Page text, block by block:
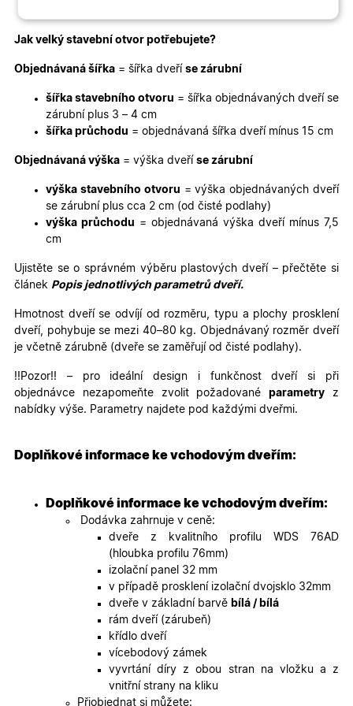
Jak velký stavební otvor potřebujete?
Objednávaná šířka = šířka dveří se zárubní
šířka stavebního otvoru = šířka objednávaných dveří se
zárubní plus 3 – 4 cm
šířka průchodu = objednávaná šířka dveří mínus 15 cm
Objednávaná výška = výška dveří se zárubní
výška stavebního otvoru = výška objednávaných dveří
se zárubní plus cca 2 cm (od čisté podlahy)
výška průchodu = objednávaná výška dveří mínus 7,5
cm
Ujistěte se o správném výběru plastových dveří – přečtěte si
článek Popis jednotlivých parametrů dveří.
Hmotnost dveří se odvíjí od rozměru, typu a plochy prosklení
dveří, pohybuje se mezi 40–80 kg. Objednávaný rozměr dveří
je včetně zárubně (dveře se zaměřují od čisté podlahy).
!!Pozor!! – pro ideální design i funkčnost dveří si při
objednávce nezapomeňte zvolit požadovanéparametry z
nabídky výše. Parametry najdete pod každými dveřmi.
Doplňkové informace ke vchodovým dveřím:
Doplňkové informace ke vchodovým dveřím:
Dodávka zahrnuje v ceně:
dveře z kvalitního profilu WDS 76AD
(hloubka profilu 76mm)
izolační panel 32 mm
v případě prosklení izolační dvojsklo 32mm
dveře v základní barvě bílá / bílá
rám dveří (zárubeň)
křídlo dveří
vícebodový zámek
vyvrtání díry z obou stran na vložku a z
vnitřní strany na kliku
Přiobjednat si můžete:
Nezbytně nutné
cookies
Analytické
cookies
Marketingové
cookies
Funkční cookies
Nezbytně nutné cookies
Analytické cookies
Nezbytně nutné soubory cookie umožňují základní
funkce webových stránek, jako je přihlášení uživatele
a správa účtu. Webové stránky nelze bez nezbytně
nutných souborů cookie správně používat.
Název
Poskytovatel/
Doména
Vyprší Popis
týdny
2 dny
se
jedinečné
X-Inspishop-User-
oknadverenamiru.cz
týden
cookie
k
.heureka.cz
sekund
rozlišení
lidmi a
Zásadách
ochrany osobních údajů společnosti Google